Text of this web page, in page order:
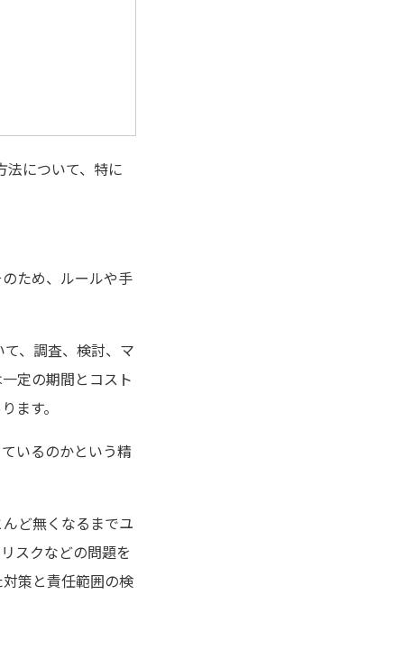
法について、特に
ため、ルールや手
、調査、検討、マ
定の期間とコスト
ます。
いるのかという精
ど無くなるまでユ
スクなどの問題を
策と責任範囲の検